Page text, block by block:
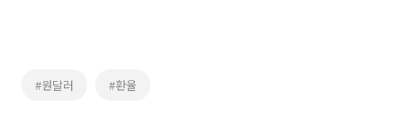
#원달러 #환율